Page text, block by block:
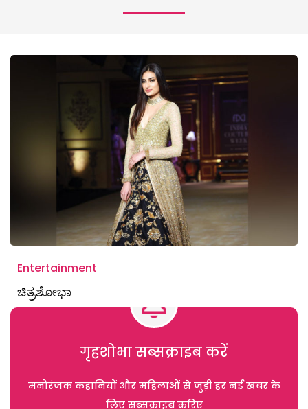
Entertainment
ಚಿತ್ರಶೋಭಾ
गृहशोभा सब्सक्राइब करें
मनोरंजक कहानियों और महिलाओं से जुड़ी हर नई खबर के
लिए सब्सक्राइब करिए